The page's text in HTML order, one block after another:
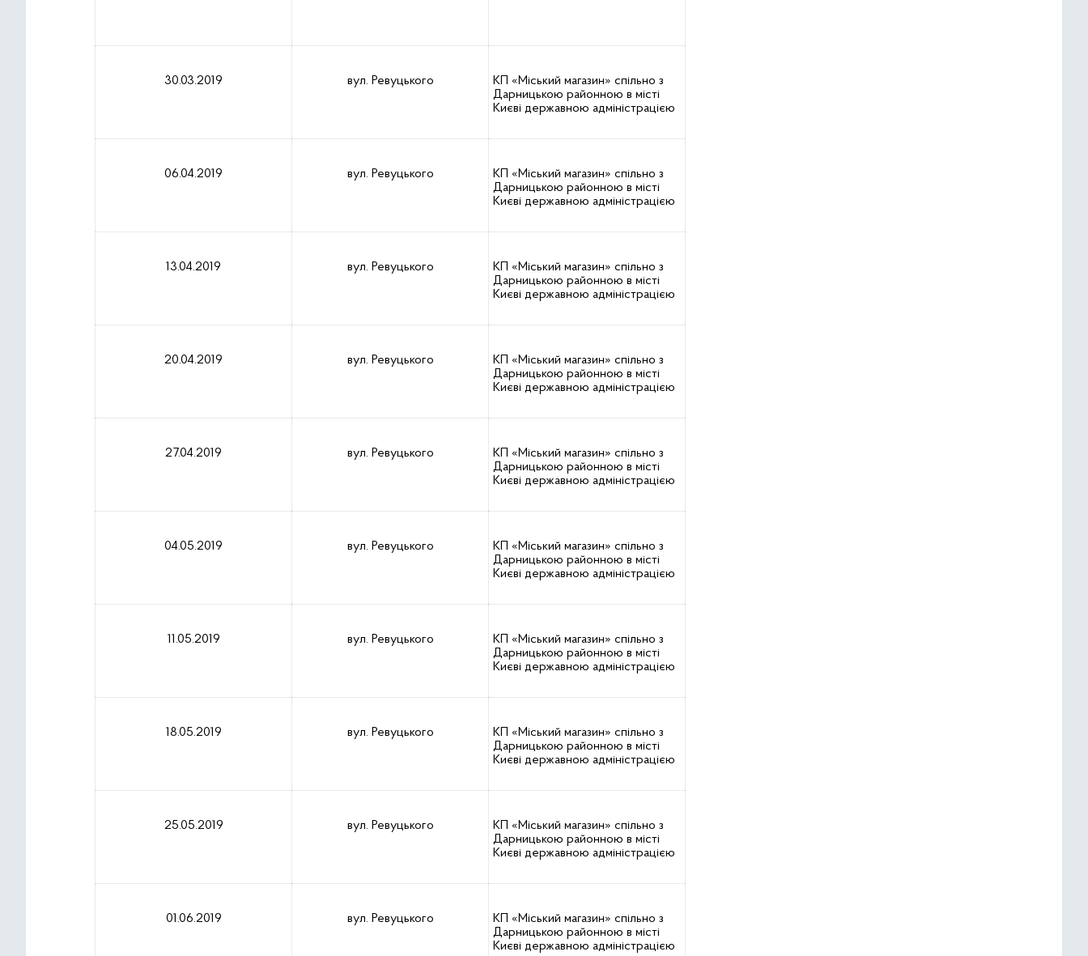
30.03.2019 вул. Ревуцького
КП «Міський магазин» спільно з
Дарницькою районною в місті
Києві державною адміністрацією
06.04.2019 вул. Ревуцького
КП «Міський магазин» спільно з
Дарницькою районною в місті
Києві державною адміністрацією
13.04.2019 вул. Ревуцького
КП «Міський магазин» спільно з
Дарницькою районною в місті
Києві державною адміністрацією
20.04.2019 вул. Ревуцького
КП «Міський магазин» спільно з
Дарницькою районною в місті
Києві державною адміністрацією
27.04.2019 вул. Ревуцького
КП «Міський магазин» спільно з
Дарницькою районною в місті
Києві державною адміністрацією
04.05.2019 вул. Ревуцького
КП «Міський магазин» спільно з
Дарницькою районною в місті
Києві державною адміністрацією
11.05.2019 вул. Ревуцького
КП «Міський магазин» спільно з
Дарницькою районною в місті
Києві державною адміністрацією
18.05.2019 вул. Ревуцького
КП «Міський магазин» спільно з
Дарницькою районною в місті
Києві державною адміністрацією
25.05.2019 вул. Ревуцького
КП «Міський магазин» спільно з
Дарницькою районною в місті
Києві державною адміністрацією
01.06.2019 вул. Ревуцького
КП «Міський магазин» спільно з
Дарницькою районною в місті
Києві державною адміністрацією